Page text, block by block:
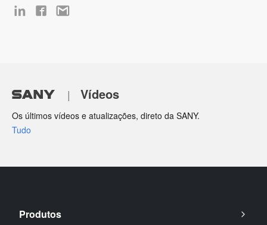
| Vídeos
Os últimos vídeos e atualizações, direto da SANY.
Tudo
Produtos